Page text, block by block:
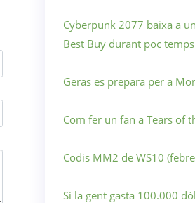
Cyberpunk 2077 baixa a
Best Buy durant poc temps
Geras es prepara per a
Com fer un fan a Tears of
Codis MM2 de WS10
Si la gent gasta 100.000